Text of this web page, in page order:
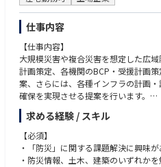
仕事内容
【仕事内容】
大規模災害や複合災害を想定した広
計画策定、各機関のBCP・受援計画
案、さらには、各種インフラの計画
確保を実現させる提案を行います。
■広域防災計画 （受援・応援計画）、
■都市防災・施設防災計画、所管施
ン・計画・設計
■各種災害を想定した広域避難計画の
求める経験 / スキル
【必須】
・「防災」に関する課題解決に興味
・防災情報、土木、建築のいずれか